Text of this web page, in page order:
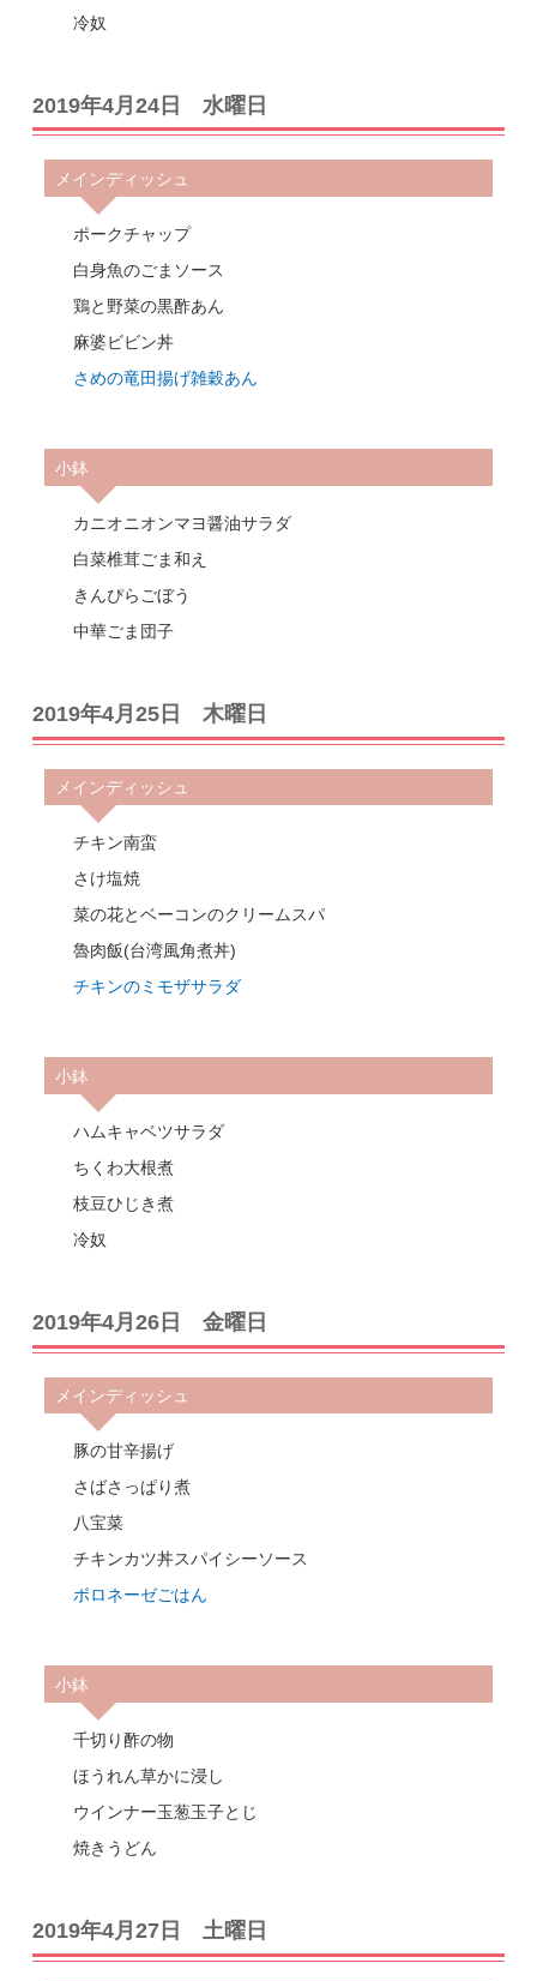
冷奴
2019年4月24日 水曜日
メインディッシュ
ポークチャップ
白身魚のごまソース
鶏と野菜の黒酢あん
麻婆ビビン丼
さめの竜田揚げ雑穀あん
小鉢
カニオニオンマヨ醤油サラダ
白菜椎茸ごま和え
きんぴらごぼう
中華ごま団子
2019年4月25日 木曜日
メインディッシュ
チキン南蛮
さけ塩焼
菜の花とベーコンのクリームスパ
魯肉飯(台湾風角煮丼)
チキンのミモザサラダ
小鉢
ハムキャベツサラダ
ちくわ大根煮
枝豆ひじき煮
冷奴
2019年4月26日 金曜日
メインディッシュ
豚の甘辛揚げ
さばさっぱり煮
八宝菜
チキンカツ丼スパイシーソース
ボロネーゼごはん
小鉢
千切り酢の物
ほうれん草かに浸し
ウインナー玉葱玉子とじ
焼きうどん
2019年4月27日 土曜日